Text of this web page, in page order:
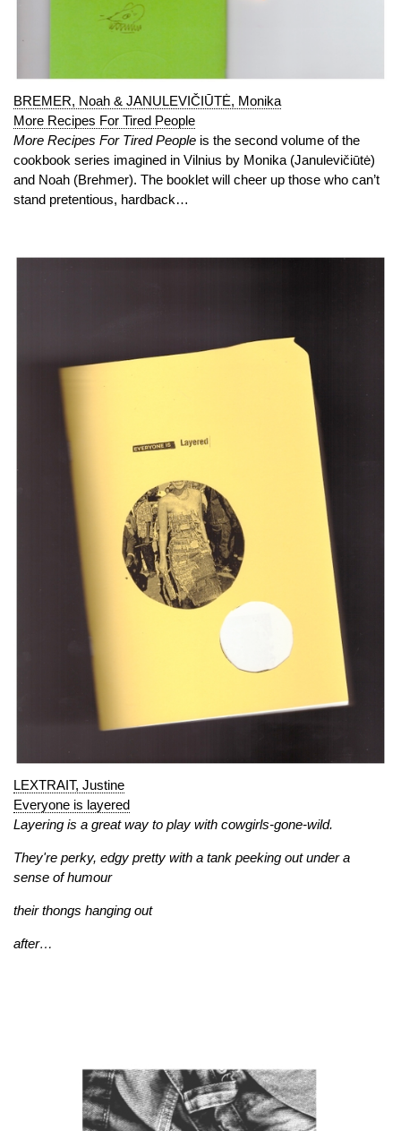
BREMER, Noah & JANULEVIČIŪTĖ, Monika
More Recipes For Tired People
More Recipes For Tired People is the second volume of the
cookbook series imagined in Vilnius by Monika (Janulevičiūtė)
and Noah (Brehmer). The booklet will cheer up those who can’t
stand pretentious, hardback…
LEXTRAIT, Justine
Everyone is layered
Layering is a great way to play with cowgirls-gone-wild.
They're perky, edgy pretty with a tank peeking out under a
sense of humour
their thongs hanging out
after…